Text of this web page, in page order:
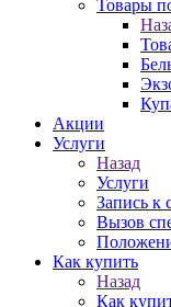
Товары
Акции
Услуги
Назад
Услуги
Запись к
Вызов
Как купить
Назад
Как